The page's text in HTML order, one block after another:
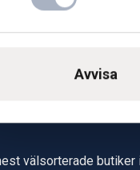
Avvisa
välsorterade butiker